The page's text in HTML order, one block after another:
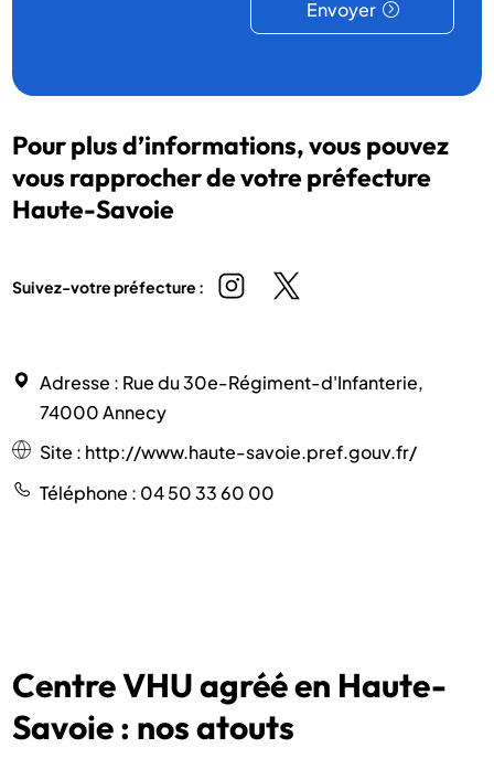
Envoyer
Pour plus d’informations, vous pouvez
vous rapprocher de votre préfecture
Haute-Savoie
Suivez-votre préfecture :
Adresse : Rue du 30e-Régiment-d'Infanterie,
74000 Annecy
Site : http://www.haute-savoie.pref.gouv.fr/
Téléphone : 04 50 33 60 00
Centre VHU agréé en Haute-
Savoie : nos atouts